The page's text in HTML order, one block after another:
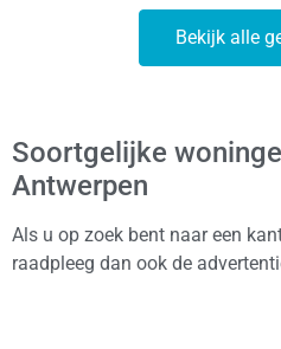
Bekijk alle
Soortgelijke
Antwerpen
Als u op zoek bent naar een
raadpleeg dan ook de